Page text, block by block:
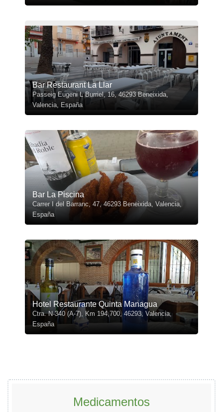
Bar Restaurant La Llar
Passeig Eugeni L Burriel, 16, 46293 Beneixida,
Valencia, España
Bar La Piscina
Carrer I del Barranc, 47, 46293 Beneixida, Valencia,
España
Hotel Restaurante Quinta Managua
Ctra. N-340 (A-7), Km 194,700, 46293, Valencia,
España
Medicamentos